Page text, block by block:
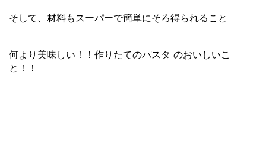
そして、材料もスーパーで簡単にそろ得られること
何より美味しい！！作りたてのパスタ のおいしいこ
と！！